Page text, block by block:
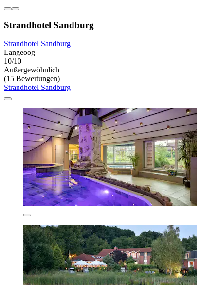
Strandhotel Sandburg
Strandhotel Sandburg
Langeoog
10/10
Außergewöhnlich
(15 Bewertungen)
Strandhotel Sandburg